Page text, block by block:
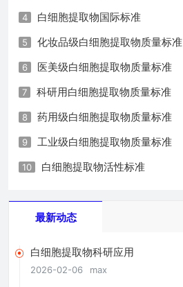
4 白细胞提取物国际标准
5 化妆品级白细胞提取物质量标准
6 医美级白细胞提取物质量标准
7 科研用白细胞提取物质量标准
8 药用级白细胞提取物质量标准
9 工业级白细胞提取物质量标准
10 白细胞提取物活性标准
最新动态
白细胞提取物科研应用
2026-02-06 max